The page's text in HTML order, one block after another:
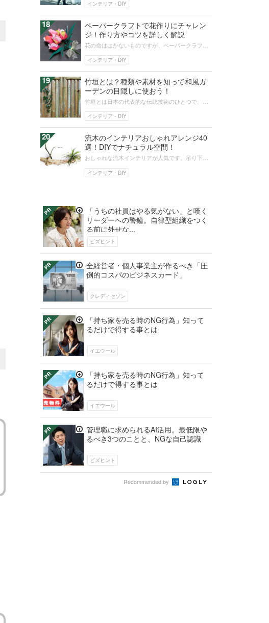
インテリア・DIY
めの便利な道具をご紹介します。この...
18
インテリア・DIY
ペーパークラフトで花作りにチャレン
ジ！作り方やコツを詳しく解説
花の命ははかないものですが、ペーパークラフト
紙、画用紙、クレープペーパーなどさま...
19
インテリア・DIY
竹垣とは？種類や素材を知って和風ガ
ーデンの目隠しに使おう！
竹垣とは日本の代表的な伝統技術のひとつで、寺
る機会も多いでしょう。種類が豊富で...
20
インテリア・DIY
流木のインテリアおしゃれアレンジ40
選！DIYでナチュラル空間！
おしゃれな流木インテリアが人気です。吊り下げ
よ。流木の枝はホームセンターでも販...
「うちの社員はやる気がない」と嘆く
リーダーへの警鐘。自律型組織をつく
る前に外せな...
ビズヒント
全経営者・個人事業主が作るべき「圧
倒的コスパのビジネスカード」
クレディセゾン
「持ち家を売る時のNG行為」知って
るだけで得する事とは
イエウール
「持ち家を売る時のNG行為」知って
るだけで得する事とは
イエウール
管理職に求められるAI活用。最低限や
るべき3つのことと、NGな自己認識
ビズヒント
Recommended by